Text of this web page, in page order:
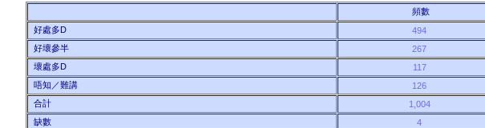
頻數
好處多D
494
好壞參半
267
壞處多D
117
唔知／難講
126
合計
1,004
缺數
4